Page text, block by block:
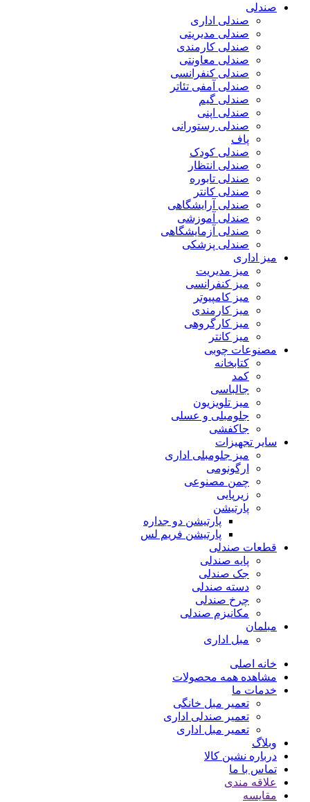
صندلی
صندلی اداری
صندلی مدیریتی
صندلی کارمندی
صندلی معاونتی
صندلی کنفرانسی
صندلی آمفی تئاتر
صندلی گیم
صندلی اپنی
صندلی رستورانی
پاف
صندلی کودک
صندلی انتظار
صندلی تابوره
صندلی کانتر
صندلی آرایشگاهی
صندلی آموزشی
صندلی آزمایشگاهی
صندلی پزشکی
میز اداری
میز مدیریت
میز کنفرانسی
میز کامپیوتر
میز کارمندی
میز کارگروهی
میز کانتر
مصنوعات چوبی
کتابخانه
کمد
جالباسی
میز تلویزیون
جلومبلی و عسلی
جاکفشی
سایر تجهیزات
میز جلومبلی اداری
ارگونومی
چمن مصنوعی
زیرپایی
پارتیشن
پارتیشن دو جداره
پارتیشن فریم لس
قطعات صندلی
پایه صندلی
جک صندلی
دسته صندلی
چرخ صندلی
مکانیزم صندلی
مبلمان
مبل اداری
خانه اصلی
مشاهده همه محصولات
خدمات ما
تعمیر مبل خانگی
تعمیر صندلی اداری
تعمیر مبل اداری
وبلاگ
درباره نشین کالا
تماس با ما
علاقه مندی
مقایسه